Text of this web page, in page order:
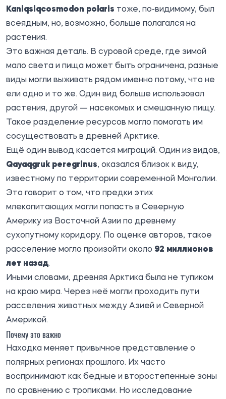
Kaniqsiqcosmodon polaris тоже, по-видимому, был
всеядным, но, возможно, больше полагался на
растения.
Это важная деталь. В суровой среде, где зимой
мало света и пища может быть ограничена, разные
виды могли выживать рядом именно потому, что не
ели одно и то же. Один вид больше использовал
растения, другой — насекомых и смешанную пищу.
Такое разделение ресурсов могло помогать им
сосуществовать в древней Арктике.
Ещё один вывод касается миграций. Один из видов,
Qayaqgruk peregrinus, оказался близок к виду,
известному по территории современной Монголии.
Это говорит о том, что предки этих
млекопитающих могли попасть в Северную
Америку из Восточной Азии по древнему
сухопутному коридору. По оценке авторов, такое
расселение могло произойти около 92 миллионов
лет назад.
Иными словами, древняя Арктика была не тупиком
на краю мира. Через неё могли проходить пути
расселения животных между Азией и Северной
Америкой.
Почему это важно
Находка меняет привычное представление о
полярных регионах прошлого. Их часто
воспринимают как бедные и второстепенные зоны
по сравнению с тропиками. Но исследование